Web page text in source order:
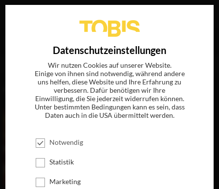
„Stuart Townsend“
Datenschutzeinstellungen
Wir nutzen Cookies auf unserer Website.
Einige von ihnen sind notwendig, während andere
uns helfen, diese Website und Ihre Erfahrung zu
verbessern. Dafür benötigen wir Ihre
Einwilligung, die Sie jederzeit widerrufen können.
Unter bestimmten Bedingungen kann es sein, dass
Daten auch in die USA übermittelt werden.
Notwendig
Statistik
Marketing